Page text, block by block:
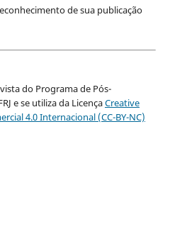
de sua publicação
do Programa de Pós-
e se utiliza da LicençaCreative
4.0 Internacional (CC-BY-NC)